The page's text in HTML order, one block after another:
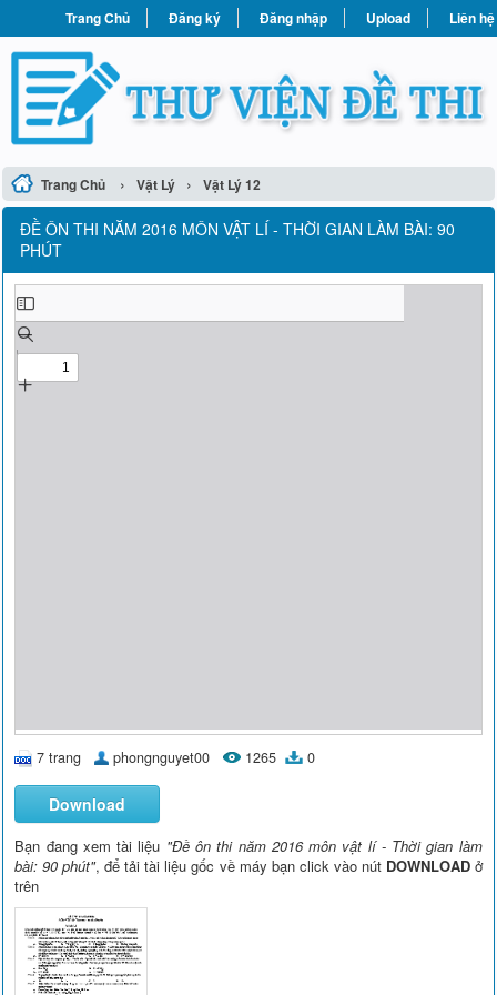
Trang Chủ Đăng ký Đăng nhập Upload Liên hệ
Trang Chủ › Vật Lý › Vật Lý 12
ĐỀ ÔN THI NĂM 2016 MÔN VẬT LÍ - THỜI GIAN LÀM BÀI: 90
PHÚT
7 trang phongnguyet00 1265 0
Download
Bạn đang xem tài liệu "Đề ôn thi năm 2016 môn vật lí - Thời gian làm
bài: 90 phút", để tải tài liệu gốc về máy bạn click vào nút DOWNLOADở
trên